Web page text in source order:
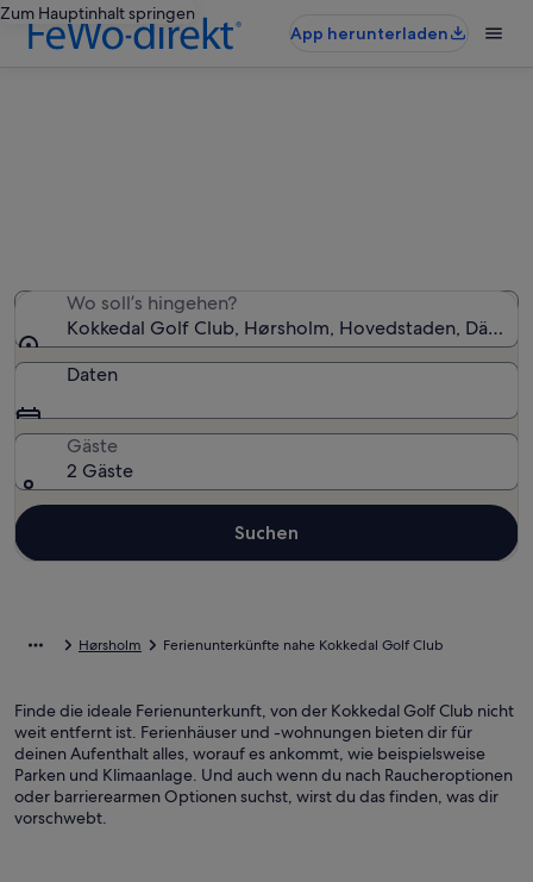
Zum Hauptinhalt springen
App herunterladen
Wo soll’s hingehen?
Kokkedal Golf Club, Hørsholm, Hovedstaden,
Daten
Gäste
2 Gäste
Suchen
Hørsholm Ferienunterkünfte nahe Kokkedal Golf Club
Finde die ideale Ferienunterkunft, von der Kokkedal Golf Club nicht
weit entfernt ist. Ferienhäuser und -wohnungen bieten dir für
deinen Aufenthalt alles, worauf es ankommt, wie beispielsweise
Parken und Klimaanlage. Und auch wenn du nach Raucheroptionen
oder barrierearmen Optionen suchst, wirst du das finden, was dir
vorschwebt.